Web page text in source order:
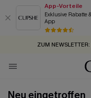
App-Vorteile
Exklusive Rabatte
App
GRATIS MASSBAND
SUMMER
ZUM NEWSLETTER:
Neu eingetroffen